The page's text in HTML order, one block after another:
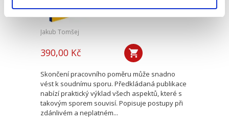
Jakub Tomšej
390,00 Kč
Skončení pracovního poměru může snadno
vést k soudnímu sporu. Předkládaná publikace
nabízí praktický výklad všech aspektů, které s
takovým sporem souvisí. Popisuje postupy při
zdánlivém a neplatném...